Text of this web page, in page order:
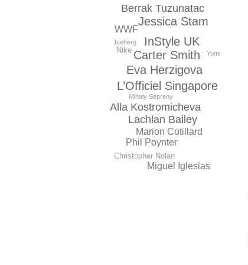
Carter Smith
Eva Herzigova
InStyle UK
L’Officiel Singapore
Jessica Stam
Berrak Tuzunatac
Alla Kostromicheva
Lachlan Bailey
Marion Cotillard
Phil Poynter
WWF
Miguel Iglesias
Christopher Nolan
Nike
Mihaly Sepreny
Yumi
Iceberg